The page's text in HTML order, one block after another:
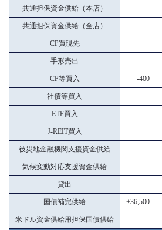
共通担保資金供給（本店）
共通担保資金供給（全店）
CP買現先
手形売出
CP等買入 -400
社債等買入
ETF買入
J-REIT買入
被災地金融機関支援資金供給
気候変動対応支援資金供給
貸出
国債補完供給 +36,500
米ドル資金供給用担保国債供給